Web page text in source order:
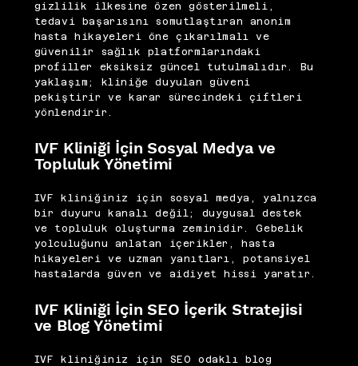
gizlilik ilkesine özen gösterilmeli,
tedavi başarısını somutlaştıran anonim
hasta hikayeleri öne çıkarılmalı ve
güvenilir sağlık platformlarındaki
profiller eksiksiz güncel tutulmalıdır. Bu
yaklaşım; kliniğe duyulan güveni
pekiştirir ve karar sürecindeki çiftleri
yönlendirir.
IVF Kliniği İçin Sosyal Medya ve
Topluluk Yönetimi
IVF kliniğiniz için sosyal medya, yalnızca
bir duyuru kanalı değil; duygusal destek
ve topluluk oluşturma zeminidir. Gebelik
yolculuğunu anlatan içerikler, hasta
hikayeleri ve uzman yanıtları, potansiyel
hastalarda güven ve aidiyet hissi yaratır.
IVF Kliniği İçin SEO İçerik Stratejisi
ve Blog Yönetimi
IVF kliniğiniz için SEO odaklı blog